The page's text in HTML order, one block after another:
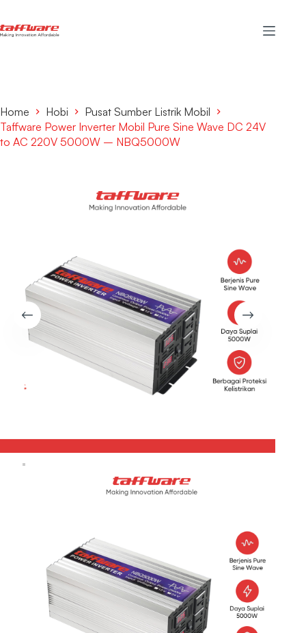
Home Hobi
Pusat Sumber Listrik Mobil
Taffware Power Inverter Mobil Pure Sine Wave DC 24V
to AC 220V 5000W – NBQ5000W